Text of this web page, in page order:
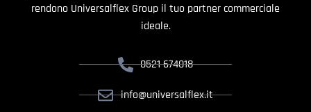
rendono Universalflex Group il tuo partner commerciale
ideale.
0521 674018
info@universalflex.it